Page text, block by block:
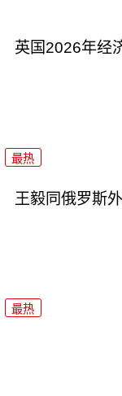
英国2026年经
最热
王毅同俄罗斯
最热